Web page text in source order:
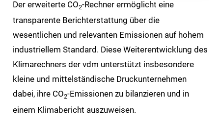
Der erweiterte CO2-Rechner ermöglicht eine
transparente Berichterstattung über die
wesentlichen und relevanten Emissionen auf hohem
industriellem Standard. Diese Weiterentwicklung des
Klimarechners der vdm unterstützt insbesondere
kleine und mittelständische Druckunternehmen
dabei, ihre CO2-Emissionen zu bilanzieren und in
einem Klimabericht auszuweisen.